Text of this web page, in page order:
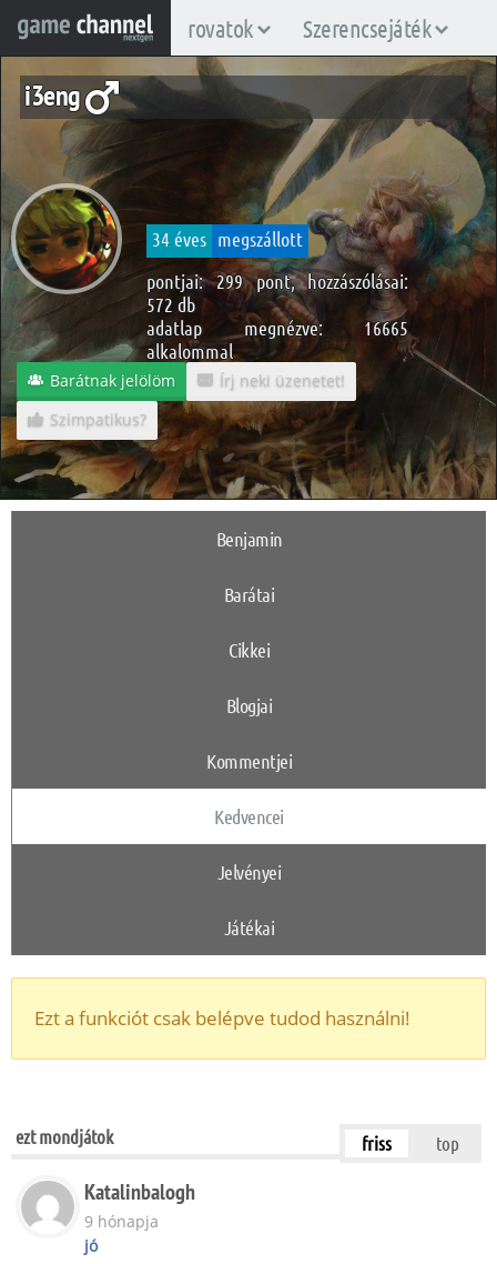
rovatok Szerencsejáték
i3eng
34 éves megszállott
pontjai: 299 pont, hozzászólásai:
572 db
adatlap megnézve: 16665
alkalommal
Barátnak jelölöm
Írj neki üzenetet!
Szimpatikus?
Benjamin
Barátai
Cikkei
Blogjai
Kommentjei
Kedvencei
Jelvényei
Játékai
Ezt a funkciót csak belépve tudod használni!
ezt mondjátok friss top
Katalinbalogh
9 hónapja
jó